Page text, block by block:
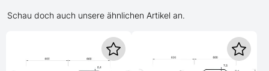
Schau doch auch unsere ähnlichen Artikel an.